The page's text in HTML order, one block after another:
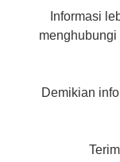
Informasi
Demikian